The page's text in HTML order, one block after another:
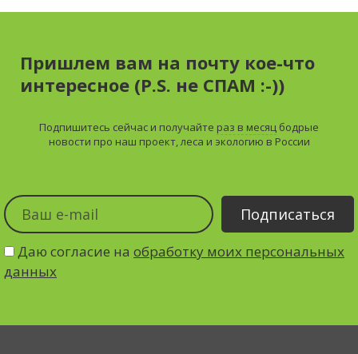
Пришлем вам на почту кое-что
интересное (P.S. не СПАМ :-))
Подпишитесь сейчас и получайте раз в месяц бодрые
новости про наш проект, леса и экологию в России
Даю согласие на обработку моих персональных
данных